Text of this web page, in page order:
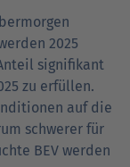
2025
signifikant
zu erfüllen.
auf die
schwerer für
BEV werden